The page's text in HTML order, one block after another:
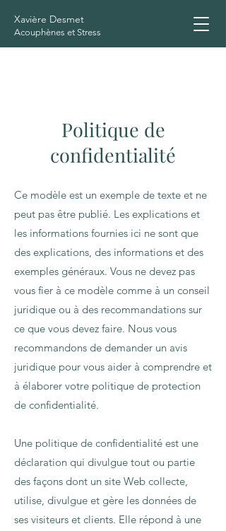
Xavière Desmet
Acouphènes et Stress
Politique de
confidentialité
Ce modèle est un exemple de texte et ne
peut pas être publié. Les explications et
les informations fournies ici ne sont que
des explications, des informations et des
exemples généraux. Vous ne devez pas
vous fier à ce modèle comme à un conseil
juridique ou à des recommandations sur
ce que vous devez faire. Nous vous
recommandons de demander un avis
juridique pour vous aider à comprendre et
à élaborer votre politique de protection
de confidentialité.
Une politique de confidentialité est une
déclaration qui divulgue tout ou partie
des façons dont un site Web collecte,
utilise, divulgue et gère les données de
ses visiteurs et clients. Elle répond à une